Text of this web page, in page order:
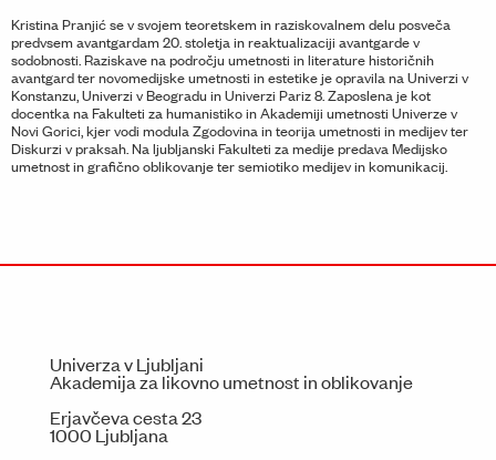
Kristina Pranjić se v svojem teoretskem in raziskovalnem delu posveča
predvsem avantgardam 20. stoletja in reaktualizaciji avantgarde v
sodobnosti. Raziskave na področju umetnosti in literature historičnih
avantgard ter novomedijske umetnosti in estetike je opravila na Univerzi v
Konstanzu, Univerzi v Beogradu in Univerzi Pariz 8. Zaposlena je kot
docentka na Fakulteti za humanistiko in Akademiji umetnosti Univerze v
Novi Gorici, kjer vodi modula Zgodovina in teorija umetnosti in medijev ter
Diskurzi v praksah. Na ljubljanski Fakulteti za medije predava Medijsko
umetnost in grafično oblikovanje ter semiotiko medijev in komunikacij.
Univerza v Ljubljani
Akademija za likovno umetnost in oblikovanje
Erjavčeva cesta 23
1000 Ljubljana